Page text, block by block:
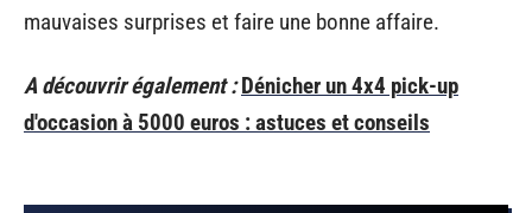
mauvaises surprises et faire une bonne affaire.
A découvrir également : Dénicher un 4x4 pick-up
d'occasion à 5000 euros : astuces et conseils